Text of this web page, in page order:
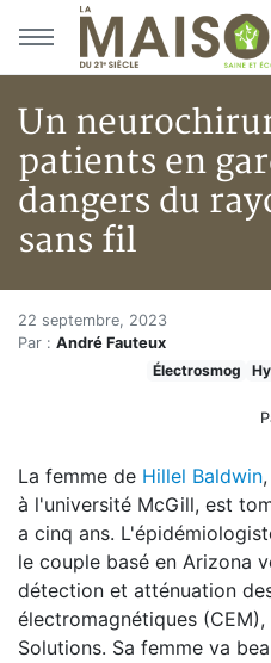
Aller au menu principal
Aller au contenu principal
Un
patients en
dangers du
sans fil
Accueil
Articles
Un neurochirurgien
Un
22 septembre, 2023
Par : André Fauteux
Électrosmog
La femme de Hillel Baldwin
à l'université McGill, est
a cinq ans.
le couple basé en Arizona
détection et atténuation
électromagnétiques
Solutions. Sa femme va